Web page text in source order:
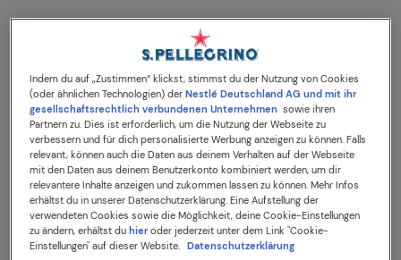
Sanpellegrino Melograno & Aranciawird aus dem Saft
sonnengereifter Orangen und Granatäpfel aus Italien
hergestellt. So erhält die einzigartige Limonade ihren
ausgewogenen Geschmack. Feinperlige Kohlensäure
sorgt für die perfekte Frische. Der angenehm herbe
Geschmack wird durch die richtige Menge an Süße
ausbalanciert.
Sanpellegrino Melograno & Aranciawird am besten
kühl bei einerTemperatur von 6–8 °Cserviert. Für den
perfekten Abschluss sorgen Granatapfel, schwarze
Pfefferkörner und frische Minze.
Indem du auf „Zustimmen“ klickst, stimmst du der Nutzung von Cookies
(oder ähnlichen Technologien) derNestlé Deutschland AG und mit ihr
gesellschaftsrechtlich verbundenen Unternehmen sowie ihren
Partnern zu. Dies ist erforderlich, um die Nutzung der Webseite zu
verbessern und für dich personalisierte Werbung anzeigen zu können. Falls
relevant, können auch die Daten aus deinem Verhalten auf der Webseite
mit den Daten aus deinem Benutzerkonto kombiniert werden, um dir
relevantere Inhalte anzeigen und zukommen lassen zu können. Mehr Infos
erhältst du in unserer Datenschutzerklärung. Eine Aufstellung der
verwendeten Cookies sowie die Möglichkeit, deine Cookie-Einstellungen
zu ändern, erhältst duhier oder jederzeit unter dem Link "Cookie-
Einstellungen" auf dieser Website. Datenschutzerklärung